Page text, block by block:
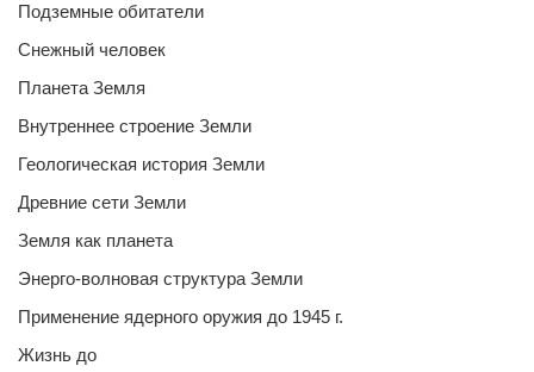
Подземные обитатели
Снежный человек
Планета Земля
Внутреннее строение Земли
Геологическая история Земли
Древние сети Земли
Земля как планета
Энерго-волновая структура Земли
Применение ядерного оружия до 1945 г.
Жизнь до